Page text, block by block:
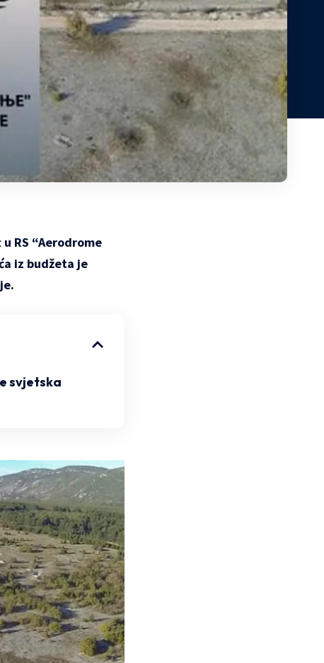
RS “Aerodrome
iz budžeta je
svjetska